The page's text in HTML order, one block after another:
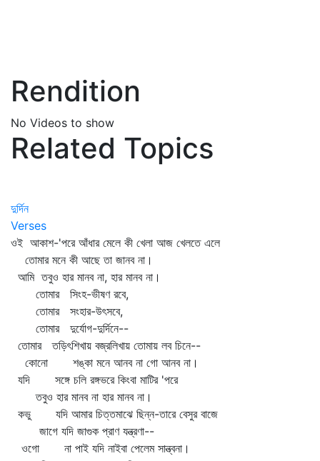
Rendition
No Videos to show
Related Topics
দুর্দিন
Verses
ওই আকাশ-'পরে আঁধার মেলে কী খেলা আজ খেলতে এলে
তোমার মনে কী আছে তা জানব না।
আমি তবুও হার মানব না, হার মানব না।
তোমার সিংহ-ভীষণ রবে,
তোমার সংহার-উৎসবে,
তোমার দুর্যোগ-দুর্দিনে--
তোমার তড়িৎশিখায় বজ্রলিখায় তোমায় লব চিনে--
কোনো শঙ্কা মনে আনব না গো আনব না।
যদি সঙ্গে চলি রঙ্গভরে কিংবা মাটির 'পরে
তবুও হার মানব না হার মানব না।
কভু যদি আমার চিত্তমাঝে ছিন্ন-তারে বেসুর বাজে
জাগে যদি জাগুক প্রাণ যন্ত্রণা--
ওগো না পাই যদি নাইবা পেলেম সান্ত্বনা।